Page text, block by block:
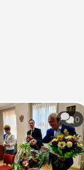
0